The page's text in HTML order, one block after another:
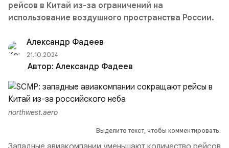
рейсов в Китай из-за ограничений на
использование воздушного пространства России.
Александр Фадеев
21.10.2024
Автор: Александр Фадеев
northwest.aero
Выделите текст, чтобы комментировать.